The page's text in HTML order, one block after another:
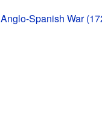
Anglo-Spanish War